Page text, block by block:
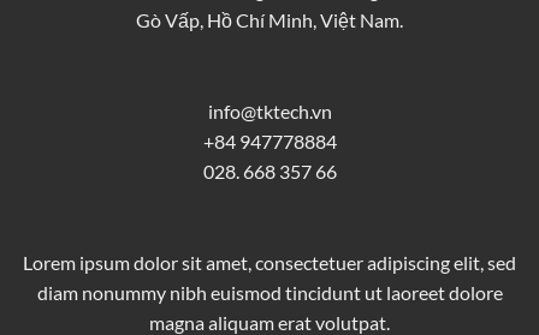
Gò Vấp, Hồ Chí Minh, Việt Nam.
info@tktech.vn
+84 947778884
028. 668 357 66
Lorem ipsum dolor sit amet, consectetuer adipiscing elit, sed
diam nonummy nibh euismod tincidunt ut laoreet dolore
magna aliquam erat volutpat.